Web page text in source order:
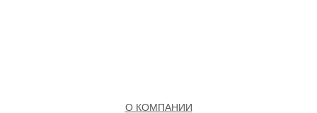
О КОМПАНИИ